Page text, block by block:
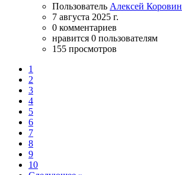
Пользователь Алексей Коровин
7 августа 2025 г.
0 комментариев
нравится 0 пользователям
155 просмотров
1
2
3
4
5
6
7
8
9
10